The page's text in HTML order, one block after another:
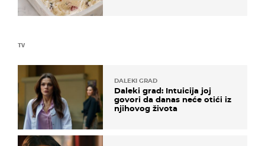
TV
DALEKI GRAD
Daleki grad: Intuicija joj
govori da danas neće otići iz
njihovog života